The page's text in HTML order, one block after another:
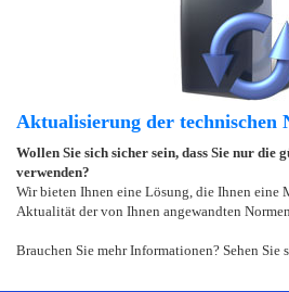
Aktualisierung der technischen
Wollen Sie sich sicher sein, dass Sie nur die
verwenden?
Wir bieten Ihnen eine Lösung, die Ihnen eine
Aktualität der von Ihnen angewandten
Brauchen Sie mehr Informationen? Sehen Sie